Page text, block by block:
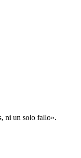
ni un solo fallo».